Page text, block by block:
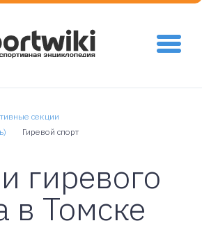
секции
Гиревой спорт
гиревого
в Томске